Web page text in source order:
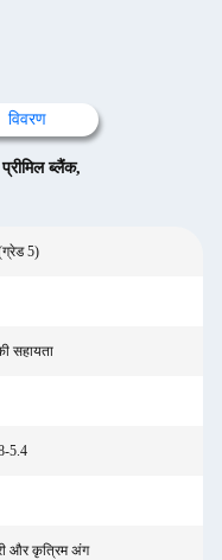
विवरण
ब्लैंक,
5)
सहायता
5.4
और कृत्रिम अंग